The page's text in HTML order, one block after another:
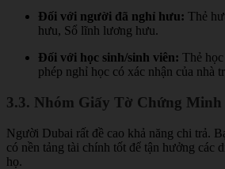
Đối với người đã nghỉ hưu: Thẻ
hưu, Sổ lĩnh lương hưu.
Đối với học sinh/sinh viên: Thẻ
phép nghỉ học có xác nhận của nhà
3.3. Nhóm Giấy Tờ Chứng
Người Dubai rất đề cao khả năng chi trả.
có nền tảng tài chính tốt để tận hưởng các
họ.